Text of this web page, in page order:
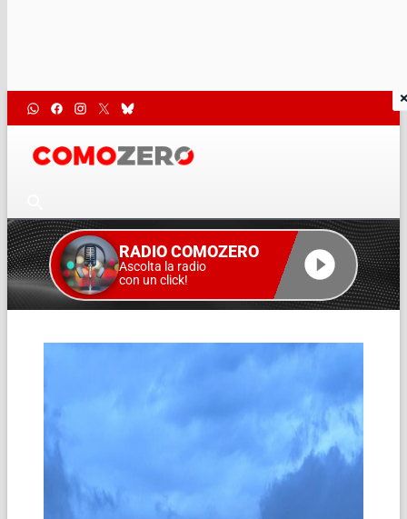
RADIO COMOZERO
Ascolta la radio
con un click!